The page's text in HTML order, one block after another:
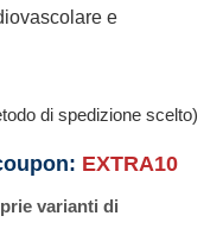
e
di spedizione scelto)
EXTRA10
varianti di